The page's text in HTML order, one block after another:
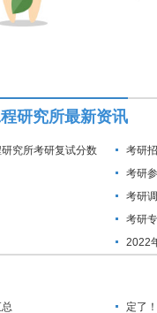
研究所最新资讯
究所考研复试分数
考研
考研
考研
考研
2022
定了